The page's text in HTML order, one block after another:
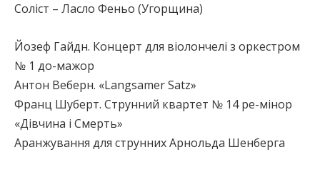
Соліст – Ласло Феньо (Угорщина)
Йозеф Гайдн. Концерт для віолончелі з оркестром
№ 1 до-мажор
Aнтон Веберн. «Langsamer Satz»
Франц Шуберт. Струнний квартет № 14 ре-мінор
«Дівчина і Смерть»
Аранжування для струнних Арнольда Шенберга